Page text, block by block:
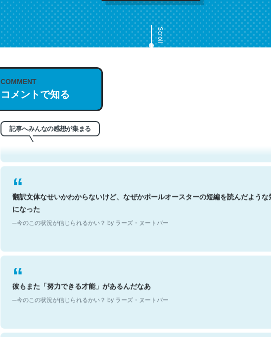
Scroll
COMMENT
コメントで知る
記事へみんなの感想が集まる
これは名文。彼はとてもクレバーなんだろうなと凄く思う。英語少しでも読める人
もお勧め。自分はこの流れ好き。Let’s Fucking Go. Then Covid hit. Shit.
─今のこの状況が信じられるかい？ by ラーズ・ヌートバー
翻訳文体なせいかわからないけど、なぜかポールオースターの短編を読んだような
になった
─今のこの状況が信じられるかい？ by ラーズ・ヌートバー
彼もまた「努力できる才能」があるんだなあ
─今のこの状況が信じられるかい？ by ラーズ・ヌートバー